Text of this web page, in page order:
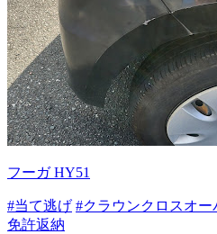
フーガ HY51
#当て逃げ #クラウンクロスオー
免許返納